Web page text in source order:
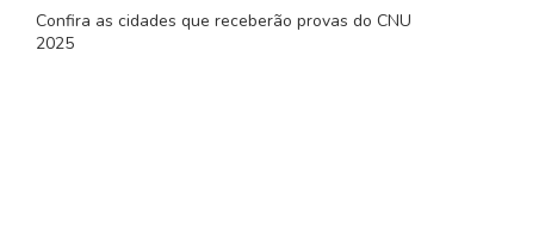
Confira as cidades que receberão provas do CNU
2025